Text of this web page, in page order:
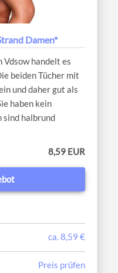
Damen*
Vdsow handelt es
beiden Tücher mit
und daher gut als
haben kein
sind halbrund
8,59 EUR
ca. 8,59 €
Preis prüfen